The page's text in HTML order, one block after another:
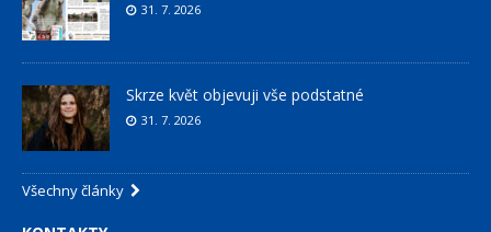
31. 7. 2026
Skrze květ objevuji vše podstatné
31. 7. 2026
Všechny články